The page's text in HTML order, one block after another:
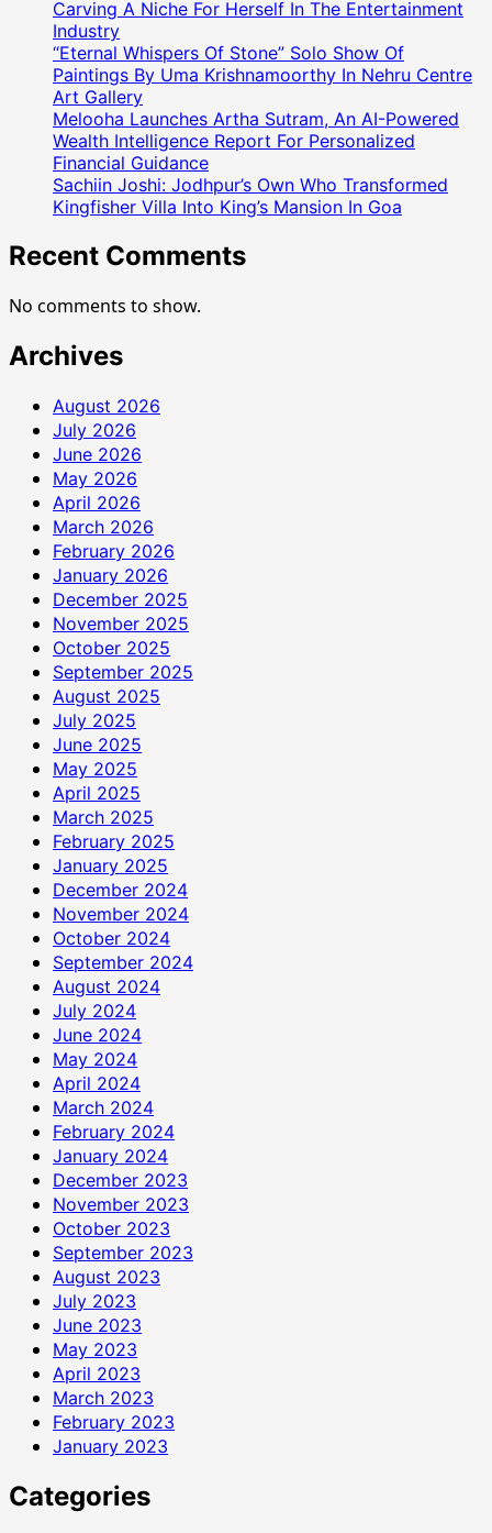
Carving A Niche For Herself In The Entertainment
Industry
“Eternal Whispers Of Stone” Solo Show Of
Paintings By Uma Krishnamoorthy In Nehru Centre
Art Gallery
Melooha Launches Artha Sutram, An AI-Powered
Wealth Intelligence Report For Personalized
Financial Guidance
Sachiin Joshi: Jodhpur’s Own Who Transformed
Kingfisher Villa Into King’s Mansion In Goa
Recent Comments
No comments to show.
Archives
August 2026
July 2026
June 2026
May 2026
April 2026
March 2026
February 2026
January 2026
December 2025
November 2025
October 2025
September 2025
August 2025
July 2025
June 2025
May 2025
April 2025
March 2025
February 2025
January 2025
December 2024
November 2024
October 2024
September 2024
August 2024
July 2024
June 2024
May 2024
April 2024
March 2024
February 2024
January 2024
December 2023
November 2023
October 2023
September 2023
August 2023
July 2023
June 2023
May 2023
April 2023
March 2023
February 2023
January 2023
Categories